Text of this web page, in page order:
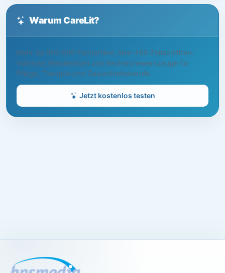
Warum CareLit?
Mehr als 500.000 Fachartikel, über 450 Zeitschriften,
Volltexte, Readerlisten und Recherchewerkzeuge für
Pflege, Therapie und Gesundheitsberufe.
Jetzt kostenlos testen